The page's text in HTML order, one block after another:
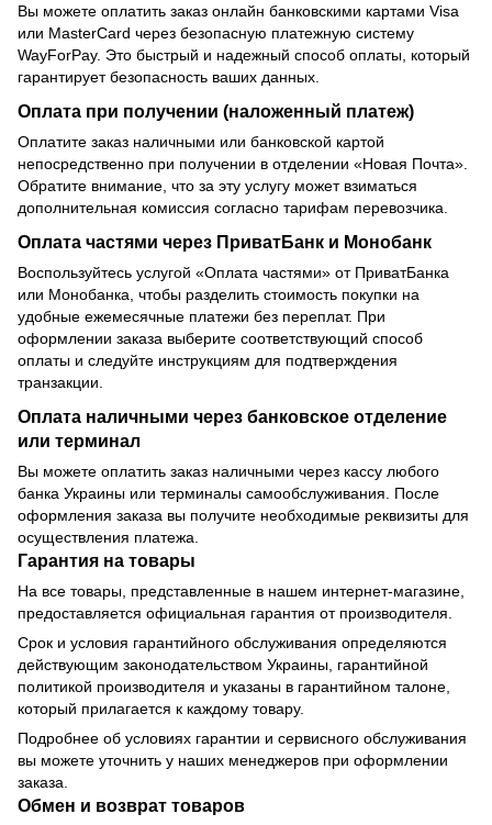
Вы можете оплатить заказ онлайн банковскими картами Visa
или MasterCard через безопасную платежную систему
WayForPay. Это быстрый и надежный способ оплаты, который
гарантирует безопасность ваших данных.
Оплата при получении (наложенный платеж)
Оплатите заказ наличными или банковской картой
непосредственно при получении в отделении «Новая Почта».
Обратите внимание, что за эту услугу может взиматься
дополнительная комиссия согласно тарифам перевозчика.
Оплата частями через ПриватБанк и Монобанк
Воспользуйтесь услугой «Оплата частями» от ПриватБанка
или Монобанка, чтобы разделить стоимость покупки на
удобные ежемесячные платежи без переплат. При
оформлении заказа выберите соответствующий способ
оплаты и следуйте инструкциям для подтверждения
транзакции.
Оплата наличными через банковское отделение
или терминал
Вы можете оплатить заказ наличными через кассу любого
банка Украины или терминалы самообслуживания. После
оформления заказа вы получите необходимые реквизиты для
осуществления платежа.
Гарантия на товары
На все товары, представленные в нашем интернет-магазине,
предоставляется официальная гарантия от производителя.
Срок и условия гарантийного обслуживания определяются
действующим законодательством Украины, гарантийной
политикой производителя и указаны в гарантийном талоне,
который прилагается к каждому товару.
Подробнее об условиях гарантии и сервисного обслуживания
вы можете уточнить у наших менеджеров при оформлении
заказа.
Обмен и возврат товаров